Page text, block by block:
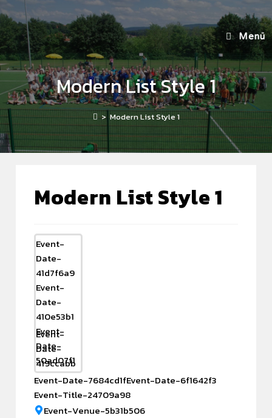
Menü
Modern List Style 1
> Modern List Style 1
Modern List Style 1
Event-
Date-
41d7f6a9
Event-
Date-
410e53b1
Event-
Date-
50ad07f1
Event-
Date-
419ccabb
Event-Date-7684cd1fEvent-Date-6f1642f3
Event-Title-24709a98
Event-Venue-5b31b506